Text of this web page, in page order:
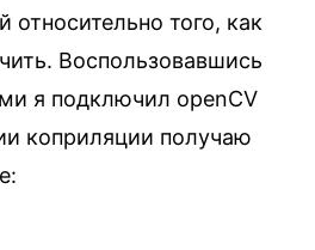
относительно того, как
Воспользовавшись
я подключил openCV
коприляции получаю